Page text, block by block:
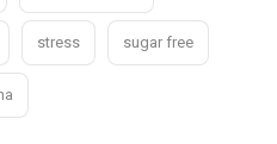
stress sugar free